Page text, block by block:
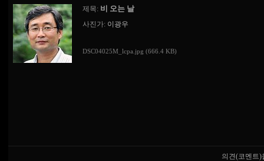
제목: 비 오는 날
사진가: 이광우
DSC04025M_lcpa.jpg (666.4 KB)
의견(코멘트)